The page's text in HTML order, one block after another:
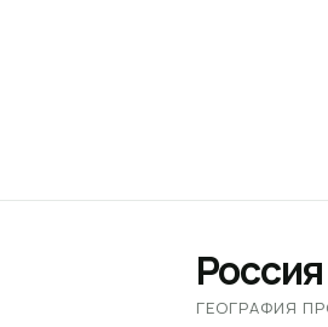
Россия
ГЕОГРАФИЯ